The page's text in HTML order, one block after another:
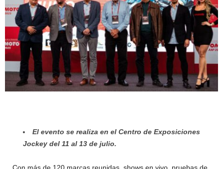
El evento se realiza en el Centro de Exposiciones
Jockey del 11 al 13 de julio.